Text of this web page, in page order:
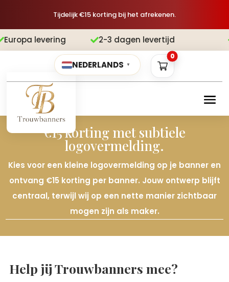
Tijdelijk €15 korting bij het afrekenen.
 2-3 dagen levertijd Gratis
NEDERLANDS ▼
0
€15 korting met subtiele
logovermelding.
Kies voor een kleine logovermelding op je banner en
ontvang €15 korting per banner. Jouw ontwerp blijft
centraal, terwijl wij op een nette manier zichtbaar
mogen zijn als maker.
Help jij Trouwbanners mee?